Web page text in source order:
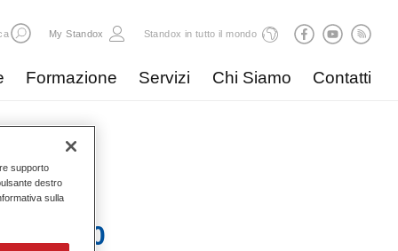
My Standox Standox in tutto il mondo
Formazione Servizi Chi Siamo Contatti
5750​
supporto
destro
sulla